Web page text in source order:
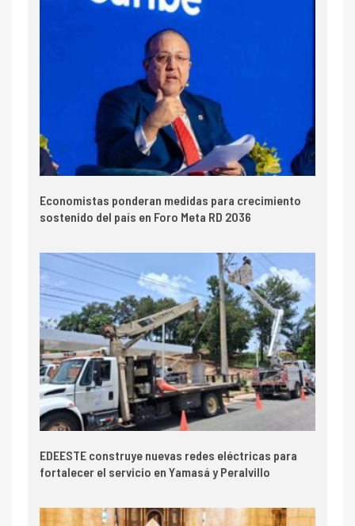
Economistas ponderan medidas para crecimiento
sostenido del país en Foro Meta RD 2036
EDEESTE construye nuevas redes eléctricas para
fortalecer el servicio en Yamasá y Peralvillo